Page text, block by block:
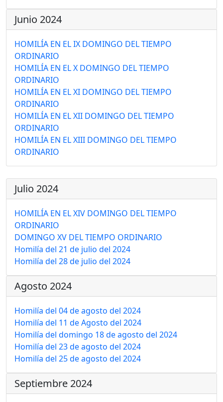
Junio 2024
HOMILÍA EN EL IX DOMINGO DEL TIEMPO
ORDINARIO
HOMILÍA EN EL X DOMINGO DEL TIEMPO
ORDINARIO
HOMILÍA EN EL XI DOMINGO DEL TIEMPO
ORDINARIO
HOMILÍA EN EL XII DOMINGO DEL TIEMPO
ORDINARIO
HOMILÍA EN EL XIII DOMINGO DEL TIEMPO
ORDINARIO
Julio 2024
HOMILÍA EN EL XIV DOMINGO DEL TIEMPO
ORDINARIO
DOMINGO XV DEL TIEMPO ORDINARIO
Homilía del 21 de julio del 2024
Homilía del 28 de julio del 2024
Agosto 2024
Homilía del 04 de agosto del 2024
Homilía del 11 de Agosto del 2024
Homilía del domingo 18 de agosto del 2024
Homilía del 23 de agosto del 2024
Homilía del 25 de agosto del 2024
Septiembre 2024